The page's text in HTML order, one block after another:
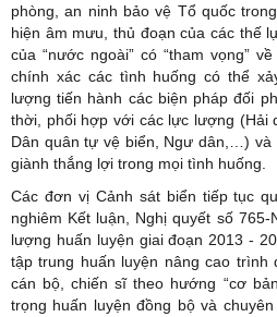
phòng, an ninh bảo vệ Tổ quốc
hiện âm mưu, thủ đoạn của các thế
của “nước ngoài” có “tham vọng”
chính xác các tình huống có thể
lượng tiến hành các biện pháp đối
thời, phối hợp với các lực lượng (Hải
Dân quân tự vệ biển, Ngư dân,…) và
giành thắng lợi trong mọi tình huống.
Các đơn vị Cảnh sát biển tiếp tục
nghiêm Kết luận, Nghị quyết số 765-
lượng huấn luyện giai đoạn 2013 -
tập trung huấn luyện nâng cao trình
cán bộ, chiến sĩ theo hướng “cơ
trọng huấn luyện đồng bộ và